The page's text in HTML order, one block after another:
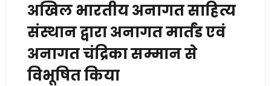
अखिल भारतीय अनागत साहित्य
संस्थान द्वारा अनागत मार्तंड एवं
अनागत चंद्रिका सम्मान से
विभूषित किया